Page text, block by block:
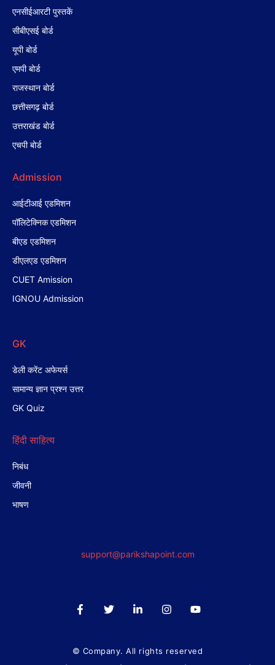
एनसीईआरटी पुस्तकें
सीबीएसई बोर्ड
यूपी बोर्ड
एमपी बोर्ड
राजस्थान बोर्ड
छत्तीसगढ़ बोर्ड
उत्तराखंड बोर्ड
एचपी बोर्ड
Admission
आईटीआई एडमिशन
पॉलिटेक्निक एडमिशन
बीएड एडमिशन
डीएलएड एडमिशन
CUET Amission
IGNOU Admission
GK
डेली करेंट अफेयर्स
सामान्य ज्ञान प्रश्न उत्तर
GK Quiz
हिंदी साहित्य
निबंध
जीवनी
भाषण
support@parikshapoint.com
© Company. All rights reserved